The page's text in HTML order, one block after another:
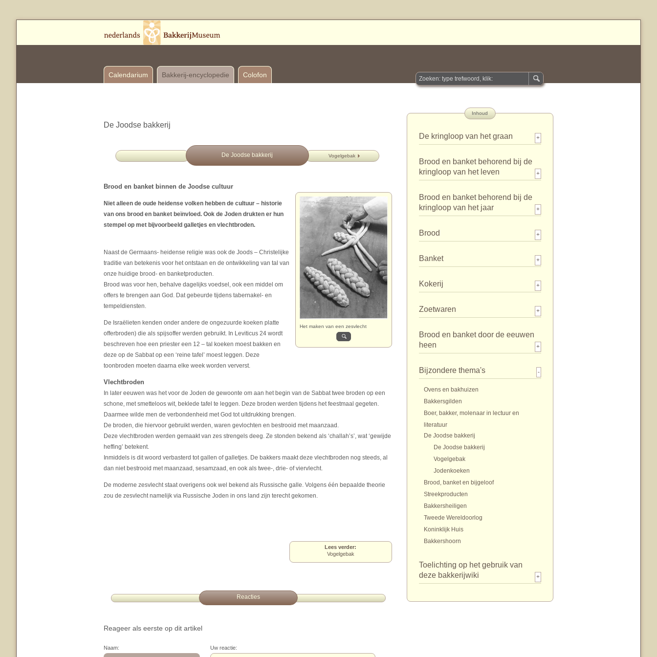
Calendarium Bakkerij-encyclopedie Colofon
De Joodse bakkerij
Vogelgebak
De Joodse bakkerij
Brood en banket binnen de Joodse cultuur
Het maken van een zesvlecht
Niet alleen de oude heidense volken hebben de cultuur – historie
van ons brood en banket beïnvloed. Ook de Joden drukten er hun
stempel op met bijvoorbeeld galletjes en vlechtbroden.
Naast de Germaans- heidense religie was ook de Joods – Christelijke
traditie van betekenis voor het ontstaan en de ontwikkeling van tal van
onze huidige brood- en banketproducten.
Brood was voor hen, behalve dagelijks voedsel, ook een middel om
offers te brengen aan God. Dat gebeurde tijdens tabernakel- en
tempeldiensten.
De Israëlieten kenden onder andere de ongezuurde koeken platte
offerbroden) die als spijsoffer werden gebruikt. In Leviticus 24 wordt
beschreven hoe een priester een 12 – tal koeken moest bakken en
deze op de Sabbat op een ‘reine tafel’ moest leggen. Deze
toonbroden moeten daarna elke week worden ververst.
Vlechtbroden
In later eeuwen was het voor de Joden de gewoonte om aan het begin van de Sabbat twee broden op een
schone, met smetteloos wit, beklede tafel te leggen. Deze broden werden tijdens het feestmaal gegeten.
Daarmee wilde men de verbondenheid met God tot uitdrukking brengen.
De broden, die hiervoor gebruikt werden, waren gevlochten en bestrooid met maanzaad.
Deze vlechtbroden werden gemaakt van zes strengels deeg. Ze stonden bekend als ‘challah’s’, wat ‘gewijde
heffing’ betekent.
Inmiddels is dit woord verbasterd tot gallen of galletjes. De bakkers maakt deze vlechtbroden nog steeds, al
dan niet bestrooid met maanzaad, sesamzaad, en ook als twee-, drie- of viervlecht.
De moderne zesvlecht staat overigens ook wel bekend als Russische galle. Volgens één bepaalde theorie
zou de zesvlecht namelijk via Russische Joden in ons land zijn terecht gekomen.
Lees verder:
Vogelgebak
Reacties
Reageer als eerste op dit artikel
Naam: Uw reactie:
Inhoud
De kringloop van het graan +
Brood en banket behorend bij de
kringloop van het leven
+
Brood en banket behorend bij de
kringloop van het jaar
+
Brood +
Banket +
Kokerij +
Zoetwaren +
Brood en banket door de eeuwen
heen
+
Bijzondere thema's -
Ovens en bakhuizen
Bakkersgilden
Boer, bakker, molenaar in lectuur en
literatuur
De Joodse bakkerij
De Joodse bakkerij
Vogelgebak
Jodenkoeken
Brood, banket en bijgeloof
Streekproducten
Bakkersheiligen
Tweede Wereldoorlog
Koninklijk Huis
Bakkershoorn
Toelichting op het gebruik van
deze bakkerijwiki
+